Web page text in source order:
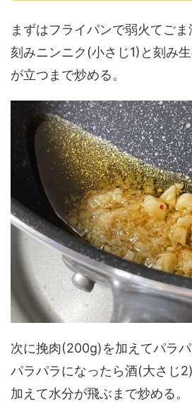
まずはフライパンで弱火てごま
刻みニンニク(小さじ1)と刻み
が立つまで炒める。
次に挽肉(200g)を加えてパラパ
パラパラになったら酒(大さじ
加えて水分が飛ぶまで炒める。